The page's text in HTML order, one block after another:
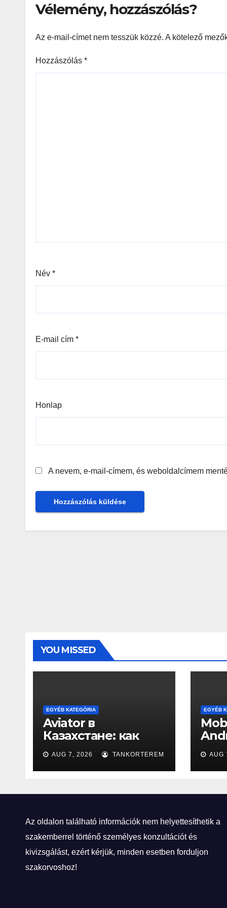
Vélemény, hozzászólás?
Az e-mail-címet nem tesszük közzé. A kötelező
Hozzászólás *
Név *
E-mail cím *
Honlap
A nevem, e-mail-címem, és weboldalcímem
YOU MISSED
EGYÉB KATEGÓRIA
Aviator в
Казахстане: как
взлётная полоса
стала игровой
AUG 7, 2026 TANKORTEREM
EGYÉB
AUG
Az oldalon található információk nem helyettesíthetik a
szakemberrel történő személyes konzultációt és
kivizsgálást, ezért kérjük, minden esetben forduljon
szakorvoshoz!